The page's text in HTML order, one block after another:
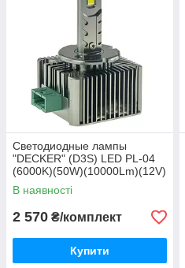
Светодиодные лампы
"DECKER" (D3S) LED PL-04
(6000K)(50W)(10000Lm)(12V)
В наявності
2 570 ₴/комплект
Купити